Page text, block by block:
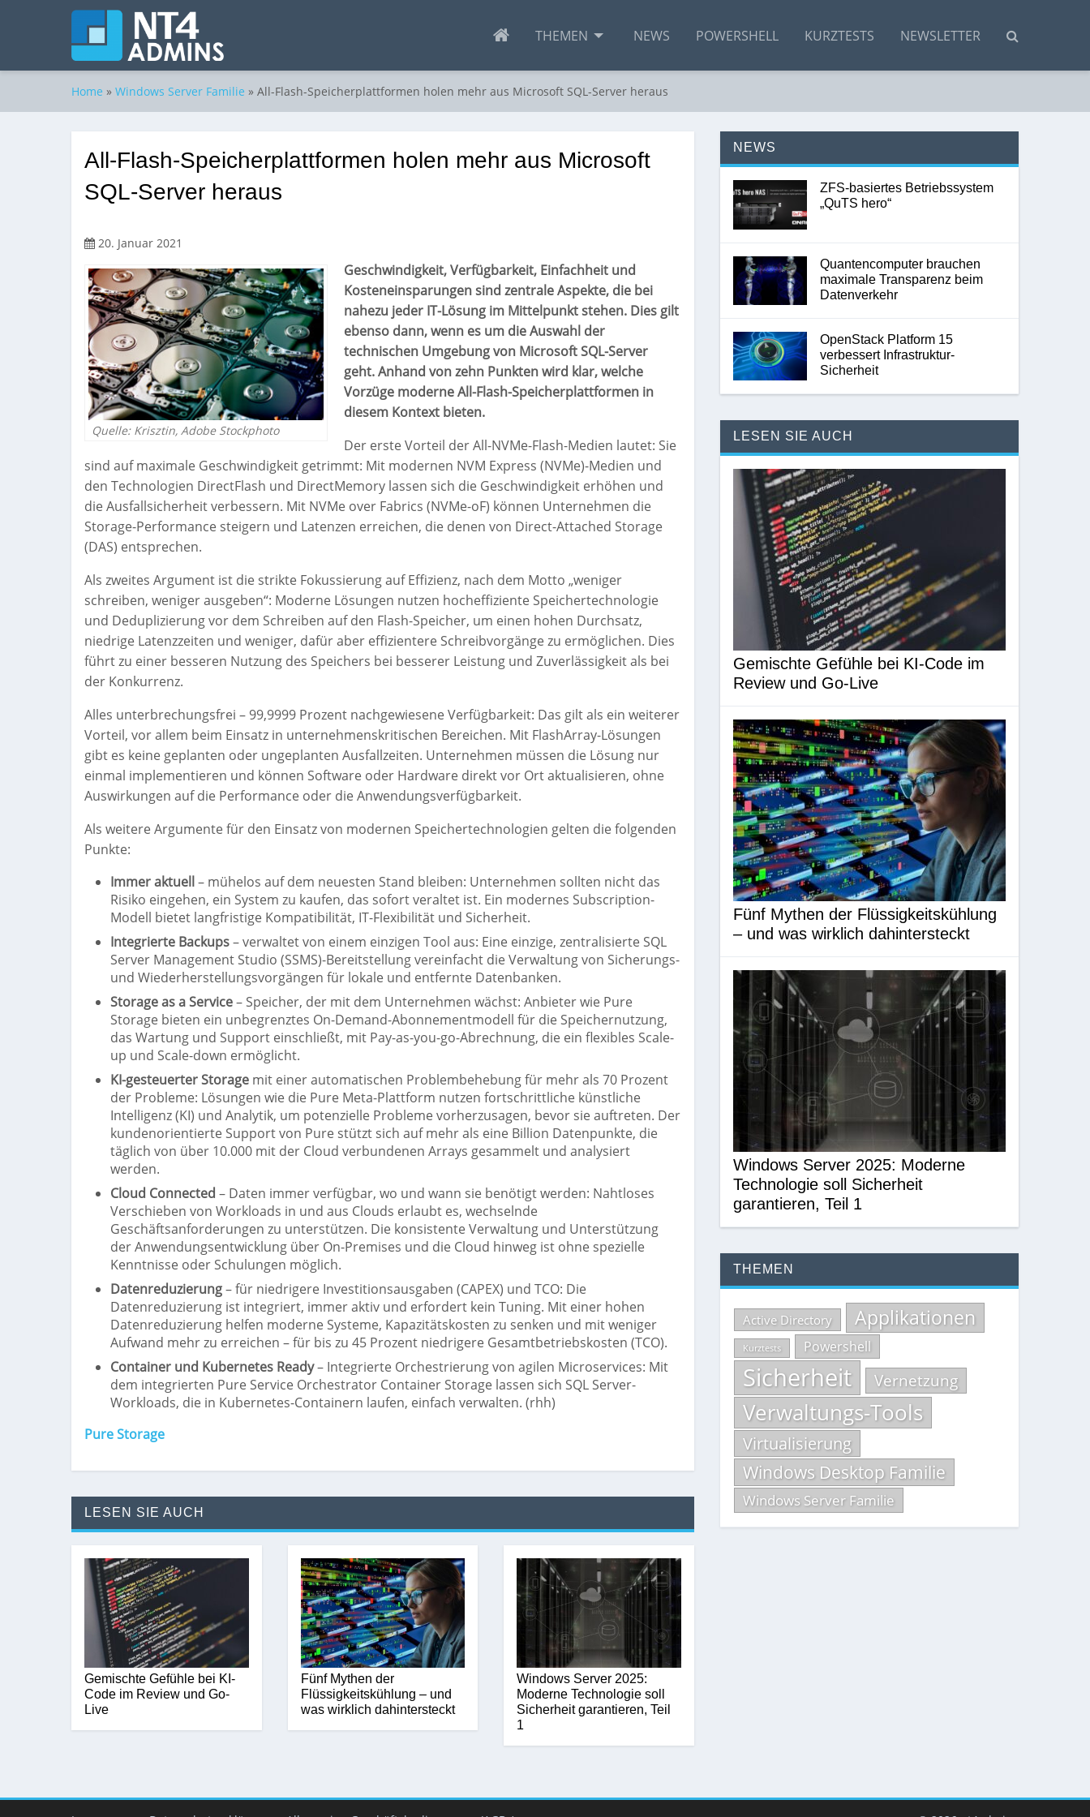
THEMEN NEWS POWERSHELL KURZTESTS NEWSLETTER
Home » Windows Server Familie » All-Flash-Speicherplattformen holen mehr aus Microsoft SQL-Server heraus
All-Flash-Speicherplattformen holen mehr aus Microsoft
SQL-Server heraus
20. Januar 2021
Quelle: Krisztin, Adobe Stockphoto
Geschwindigkeit, Verfügbarkeit, Einfachheit und
Kosteneinsparungen sind zentrale Aspekte, die bei
nahezu jeder IT-Lösung im Mittelpunkt stehen. Dies gilt
ebenso dann, wenn es um die Auswahl der
technischen Umgebung von Microsoft SQL-Server
geht. Anhand von zehn Punkten wird klar, welche
Vorzüge moderne All-Flash-Speicherplattformen in
diesem Kontext bieten.
Der erste Vorteil der All-NVMe-Flash-Medien lautet: Sie
sind auf maximale Geschwindigkeit getrimmt: Mit modernen NVM Express (NVMe)-Medien und
den Technologien DirectFlash und DirectMemory lassen sich die Geschwindigkeit erhöhen und
die Ausfallsicherheit verbessern. Mit NVMe over Fabrics (NVMe-oF) können Unternehmen die
Storage-Performance steigern und Latenzen erreichen, die denen von Direct-Attached Storage
(DAS) entsprechen.
Als zweites Argument ist die strikte Fokussierung auf Effizienz, nach dem Motto „weniger
schreiben, weniger ausgeben“: Moderne Lösungen nutzen hocheffiziente Speichertechnologie
und Deduplizierung vor dem Schreiben auf den Flash-Speicher, um einen hohen Durchsatz,
niedrige Latenzzeiten und weniger, dafür aber effizientere Schreibvorgänge zu ermöglichen. Dies
führt zu einer besseren Nutzung des Speichers bei besserer Leistung und Zuverlässigkeit als bei
der Konkurrenz.
Alles unterbrechungsfrei – 99,9999 Prozent nachgewiesene Verfügbarkeit: Das gilt als ein weiterer
Vorteil, vor allem beim Einsatz in unternehmenskritischen Bereichen. Mit FlashArray-Lösungen
gibt es keine geplanten oder ungeplanten Ausfallzeiten. Unternehmen müssen die Lösung nur
einmal implementieren und können Software oder Hardware direkt vor Ort aktualisieren, ohne
Auswirkungen auf die Performance oder die Anwendungsverfügbarkeit.
Als weitere Argumente für den Einsatz von modernen Speichertechnologien gelten die folgenden
Punkte:
Immer aktuell – mühelos auf dem neuesten Stand bleiben: Unternehmen sollten nicht das
Risiko eingehen, ein System zu kaufen, das sofort veraltet ist. Ein modernes Subscription-
Modell bietet langfristige Kompatibilität, IT-Flexibilität und Sicherheit.
Integrierte Backups– verwaltet von einem einzigen Tool aus: Eine einzige, zentralisierte SQL
Server Management Studio (SSMS)-Bereitstellung vereinfacht die Verwaltung von Sicherungs-
und Wiederherstellungsvorgängen für lokale und entfernte Datenbanken.
Storage as a Service– Speicher, der mit dem Unternehmen wächst: Anbieter wie Pure
Storage bieten ein unbegrenztes On-Demand-Abonnementmodell für die Speichernutzung,
das Wartung und Support einschließt, mit Pay-as-you-go-Abrechnung, die ein flexibles Scale-
up und Scale-down ermöglicht.
KI-gesteuerter Storage mit einer automatischen Problembehebung für mehr als 70 Prozent
der Probleme: Lösungen wie die Pure Meta-Plattform nutzen fortschrittliche künstliche
Intelligenz (KI) und Analytik, um potenzielle Probleme vorherzusagen, bevor sie auftreten. Der
kundenorientierte Support von Pure stützt sich auf mehr als eine Billion Datenpunkte, die
täglich von über 10.000 mit der Cloud verbundenen Arrays gesammelt und analysiert
werden.
Cloud Connected – Daten immer verfügbar, wo und wann sie benötigt werden: Nahtloses
Verschieben von Workloads in und aus Clouds erlaubt es, wechselnde
Geschäftsanforderungen zu unterstützen. Die konsistente Verwaltung und Unterstützung
der Anwendungsentwicklung über On-Premises und die Cloud hinweg ist ohne spezielle
Kenntnisse oder Schulungen möglich.
Datenreduzierung– für niedrigere Investitionsausgaben (CAPEX) und TCO: Die
Datenreduzierung ist integriert, immer aktiv und erfordert kein Tuning. Mit einer hohen
Datenreduzierung helfen moderne Systeme, Kapazitätskosten zu senken und mit weniger
Aufwand mehr zu erreichen – für bis zu 45 Prozent niedrigere Gesamtbetriebskosten (TCO).
Container und Kubernetes Ready– Integrierte Orchestrierung von agilen Microservices: Mit
dem integrierten Pure Service Orchestrator Container Storage lassen sich SQL Server-
Workloads, die in Kubernetes-Containern laufen, einfach verwalten. (rhh)
Pure Storage
LESEN SIE AUCH
Gemischte Gefühle bei KI-
Code im Review und Go-
Live
Fünf Mythen der
Flüssigkeitskühlung – und
was wirklich dahintersteckt
Windows Server 2025:
Moderne Technologie soll
Sicherheit garantieren, Teil
1
NEWS
ZFS-basiertes Betriebssystem
„QuTS hero“
Quantencomputer brauchen
maximale Transparenz beim
Datenverkehr
OpenStack Platform 15
verbessert Infrastruktur-
Sicherheit
LESEN SIE AUCH
Gemischte Gefühle bei KI-Code im
Review und Go-Live
Fünf Mythen der Flüssigkeitskühlung
– und was wirklich dahintersteckt
Windows Server 2025: Moderne
Technologie soll Sicherheit
garantieren, Teil 1
THEMEN
Active Directory Applikationen
Kurztests Powershell
Sicherheit Vernetzung
Verwaltungs-Tools
Virtualisierung
Windows Desktop Familie
Windows Server Familie